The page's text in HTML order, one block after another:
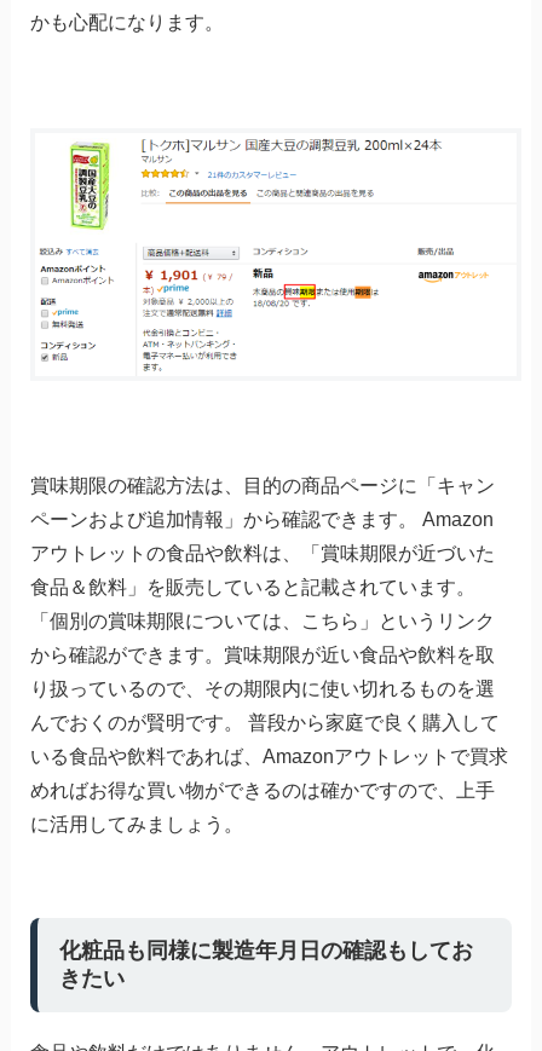
かも心配になります。
賞味期限の確認方法は、目的の商品ページに「キャン
ペーンおよび追加情報」から確認できます。 Amazon
アウトレットの食品や飲料は、「賞味期限が近づいた
食品＆飲料」を販売していると記載されています。
「個別の賞味期限については、こちら」というリンク
から確認ができます。賞味期限が近い食品や飲料を取
り扱っているので、その期限内に使い切れるものを選
んでおくのが賢明です。 普段から家庭で良く購入して
いる食品や飲料であれば、Amazonアウトレットで買求
めればお得な買い物ができるのは確かですので、上手
に活用してみましょう。
化粧品も同様に製造年月日の確認もしてお
きたい